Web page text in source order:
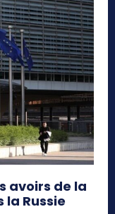
avoirs de la
Russie